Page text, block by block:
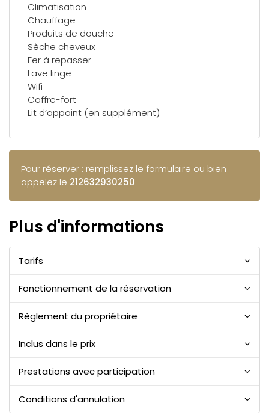
Climatisation
Chauffage
Produits de douche
Sèche cheveux
Fer à repasser
Lave linge
Wifi
Coffre-fort
Lit d’appoint (en supplément)
Pour réserver : remplissez le formulaire ou bien
appelez le 212632930250
Plus d'informations
Tarifs
Fonctionnement de la réservation
Règlement du propriétaire
Inclus dans le prix
Prestations avec participation
Conditions d'annulation